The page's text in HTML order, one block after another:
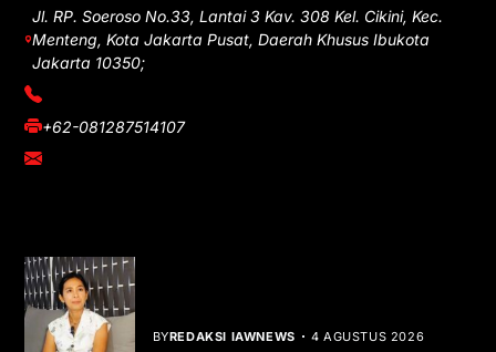
Jl. RP. Soeroso No.33, Lantai 3 Kav. 308 Kel. Cikini, Kec.
Menteng, Kota Jakarta Pusat, Daerah Khusus Ibukota
Jakarta 10350;
(021) 3908026
+62-081287514107
adm@iawnews.com
BYREDAKSI IAWNEWS 4 AGUSTUS 2026